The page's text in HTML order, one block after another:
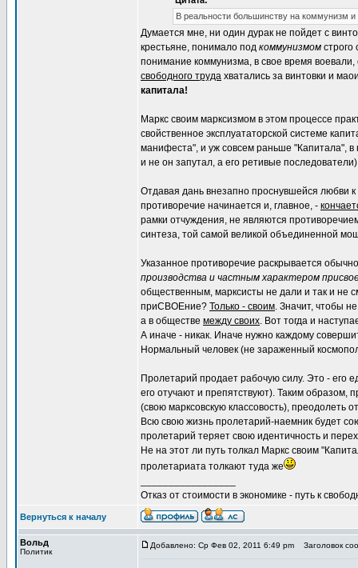
В реальности большинству на коммунизм
Думается мне, ни один дурак не пойдет с
крестьяне, понимало под коммунизмом строго
понимание коммунизма, в свое время
свободного труда хватались за винтовки и
капитала!
Маркс своим марксизмом в этом процессе
свойственное эксплуататорской системе
манифеста", и уж совсем раньше "Капитала",
и не он запутал, а его ретивые
Отдавая дань внезапно проснувшейся любви к
противоречие начинается и, главное, -
рамки отчуждения, не являются
синтеза, той самой великой объединенной
Указанное противоречие раскрывается
производства и частным характером
общественным, марксисты не дали и так и не
приСВОЕние? Только - своим. Значит, чтобы
а в обществе между своих. Вот тогда и
А иначе - никак. Иначе нужно каждому
Нормальный человек (не зараженный
Пролетарий продает рабочую силу. Это - его
его отучают и препятствуют). Таким образом,
(свою марксовскую классовость), преодолеть
Всю свою жизнь пролетарий-наемник будет
пролетарий теряет свою идентичность и
Не на этот ли путь толкал Маркс своим
пролетариата толкают туда же
Отказ от стоимости в экономике - путь к
Вернуться к началу
Вольд
Политик
Добавлено: Ср Фев 02, 2011 6:49 pm Заголовок